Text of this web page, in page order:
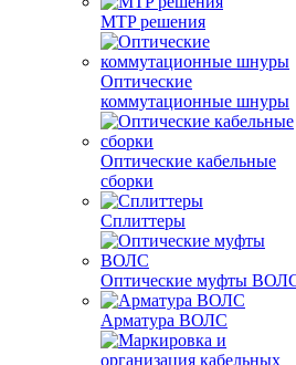
MTP решения
Оптические
коммутационные шнуры
Оптические кабельные
сборки
Сплиттеры
Оптические муфты
Арматура ВОЛС